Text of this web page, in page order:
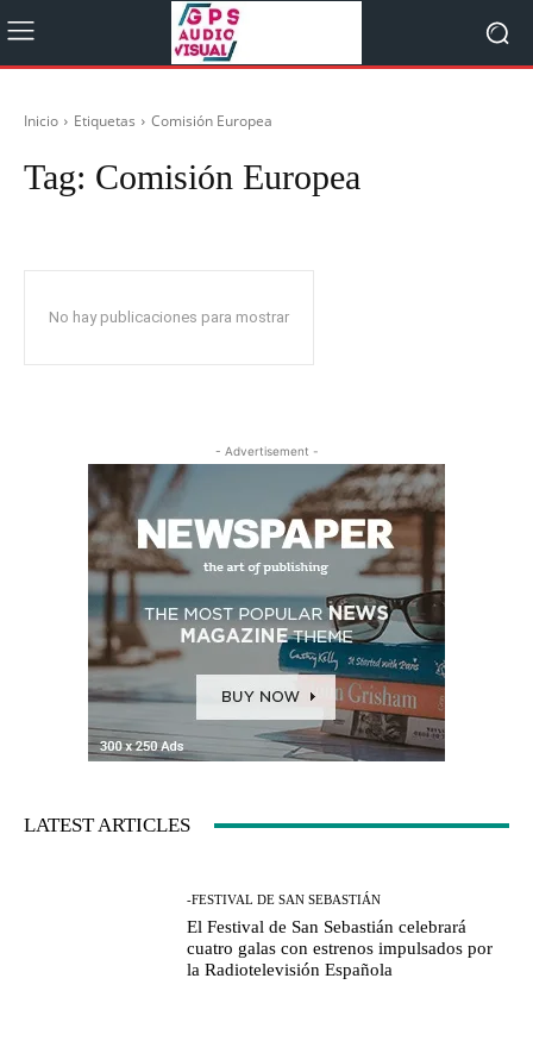
Inicio Etiquetas Comisión Europea
Tag: Comisión Europea
No hay publicaciones para mostrar
- Advertisement -
LATEST ARTICLES
-FESTIVAL DE SAN SEBASTIÁN
El Festival de San Sebastián celebrará
cuatro galas con estrenos impulsados por
la Radiotelevisión Española